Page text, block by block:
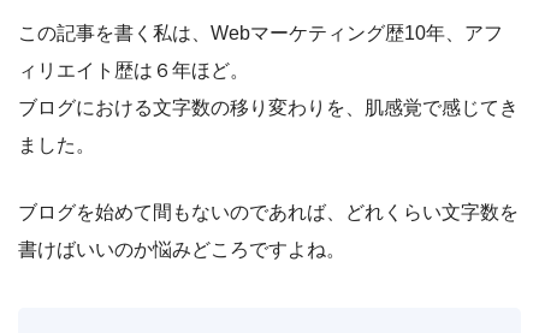
この記事を書く私は、Webマーケティング歴10年、アフ
ィリエイト歴は６年ほど。
ブログにおける文字数の移り変わりを、肌感覚で感じてき
ました。
ブログを始めて間もないのであれば、どれくらい文字数を
書けばいいのか悩みどころですよね。